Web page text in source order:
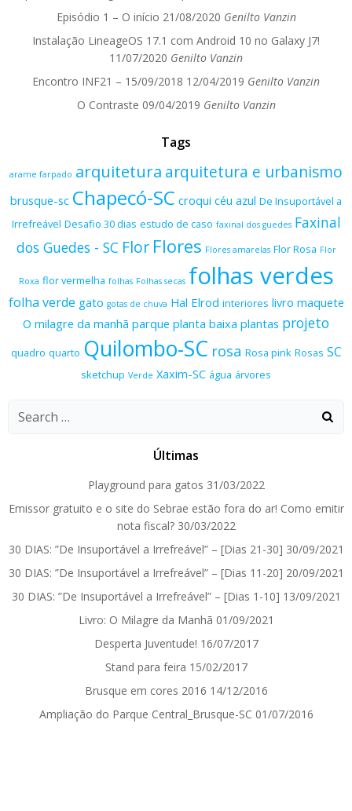
Episódio 1 – O início 21/08/2020 Genilto Vanzin
Instalação LineageOS 17.1 com Android 10 no Galaxy J7!
11/07/2020 Genilto Vanzin
Encontro INF21 – 15/09/2018 12/04/2019 Genilto Vanzin
O Contraste 09/04/2019 Genilto Vanzin
Tags
arame farpado arquitetura arquitetura e urbanismo
brusque-sc Chapecó-SC croqui céu azul De Insuportável a
Irrefreável Desafio 30 dias estudo de caso faxinal dos guedes Faxinal
dos Guedes - SC Flor Flores Flores amarelas Flor Rosa Flor
Roxa flor vermelha folhas Folhas secas folhas verdes
folha verde gato gotas de chuva Hal Elrod interiores livro maquete
O milagre da manhã parque planta baixa plantas projeto
quadro quarto Quilombo-SC rosa Rosa pink Rosas SC
sketchup Verde Xaxim-SC água árvores
Search
Últimas
Playground para gatos 31/03/2022
Emissor gratuito e o site do Sebrae estão fora do ar! Como emitir
nota fiscal? 30/03/2022
30 DIAS: ”De Insuportável a Irrefreável” – [Dias 21-30] 30/09/2021
30 DIAS: ”De Insuportável a Irrefreável” – [Dias 11-20] 20/09/2021
30 DIAS: ”De Insuportável a Irrefreável” – [Dias 1-10] 13/09/2021
Livro: O Milagre da Manhã 01/09/2021
Desperta Juventude! 16/07/2017
Stand para feira 15/02/2017
Brusque em cores 2016 14/12/2016
Ampliação do Parque Central_Brusque-SC 01/07/2016